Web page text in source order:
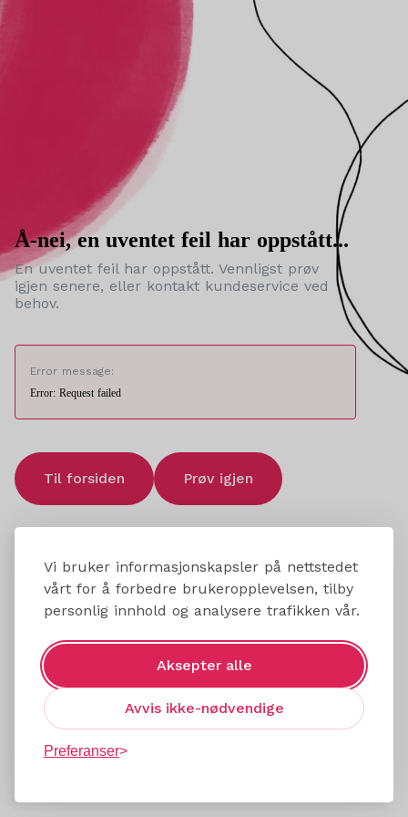
Vi bruker informasjonskapsler på nettstedet
vårt for å forbedre brukeropplevelsen, tilby
personlig innhold og analysere trafikken vår.
Aksepter alle
Avvis ikke-nødvendige
Preferanser
Å-nei, en uventet feil har oppstått...
En uventet feil har oppstått. Vennligst prøv
igjen senere, eller kontakt kundeservice ved
behov.
Error message:
Error: Request failed
Til forsiden Prøv igjen